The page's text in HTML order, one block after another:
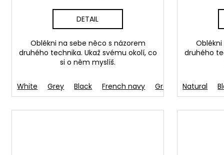
DETAIL
Oblékni na sebe něco s názorem
druhého technika. Ukaž svému okolí, co
si o něm myslíš.
White Grey Black French navy Green Aqua blue
druhého
Natural